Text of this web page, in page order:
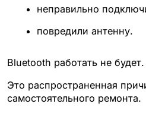
неправильно
повредили антенну.
Bluetooth работать не будет.
Это распространенная
самостоятельного ремонта.